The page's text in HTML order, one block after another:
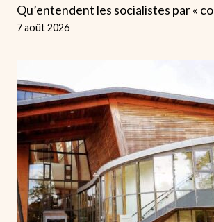
Qu’entendent les socialistes par «
7 août 2026